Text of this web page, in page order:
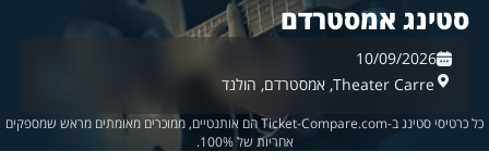
סטינג אמסטרדם
10/09/2026
Theater Carre, אמסטרדם, הולנד
כל כרטיסי סטינג ב-Ticket-Compare.com הם אותנטיים, ממוכרים מאומתים מראש שמספקים
אחריות של 100%.